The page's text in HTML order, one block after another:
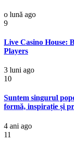
o lună ago
9
Live Casino House:
Players
3 luni ago
10
Suntem singurul
formă, inspirație și
4 ani ago
11